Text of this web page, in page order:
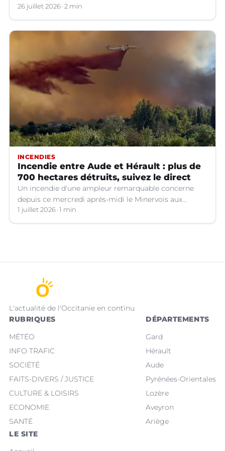
se propager vers le sud-est de la France.
26 juillet 2026 2 min
INCENDIES
Incendie entre Aude et Hérault : plus de
700 hectares détruits, suivez le direct
Un incendie d'une ampleur remarquable concerne
depuis ce mercredi après-midi le Minervois aux
confins de l'Aude et de l'Hérault.
1 juillet 2026 1 min
L'actualité de l'Occitanie en continu
RUBRIQUES
MÉTÉO
INFO TRAFIC
SOCIÉTÉ
FAITS-DIVERS / JUSTICE
CULTURE & LOISIRS
ECONOMIE
SANTÉ
DÉPARTEMENTS
Gard
Hérault
Aude
Pyrénées-Orientales
Lozère
Aveyron
Ariège
LE SITE